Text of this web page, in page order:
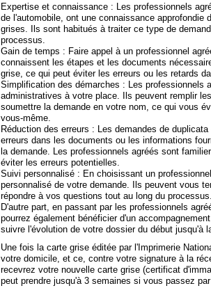
Expertise et connaissance : Les professionnels
de l'automobile, ont une connaissance
grises. Ils sont habitués à traiter ce type de
processus.
Gain de temps : Faire appel à un professionnel
connaissent les étapes et les documents
grise, ce qui peut éviter les erreurs ou les retards
Simplification des démarches : Les professionnels
administratives à votre place. Ils peuvent remplir
soumettre la demande en votre nom, ce qui vous
vous-même.
Réduction des erreurs : Les demandes de
erreurs dans les documents ou les informations
la demande. Les professionnels agréés sont
éviter les erreurs potentielles.
Suivi personnalisé : En choisissant un
personnalisé de votre demande. Ils peuvent vous
répondre à vos questions tout au long du processus.
D'autre part, en passant par les professionnels
pourrez également bénéficier d'un
suivre l'évolution de votre dossier du début jusqu'à
Une fois la carte grise éditée par l'Imprimerie
votre domicile, et ce, contre votre signature à la
recevrez votre nouvelle carte grise (certificat
peut prendre jusqu'à 3 semaines si vous passez